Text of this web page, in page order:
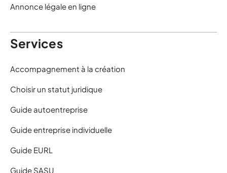
Annonce légale en ligne
Services
Accompagnement à la création
Choisir un statut juridique
Guide autoentreprise
Guide entreprise individuelle
Guide EURL
Guide SASU